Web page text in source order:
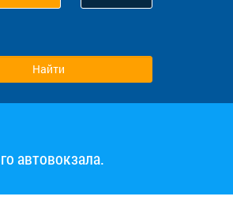
автовокзала.